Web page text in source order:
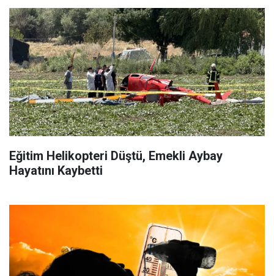
Eğitim Helikopteri Düştü, Emekli Aybay
Hayatını Kaybetti